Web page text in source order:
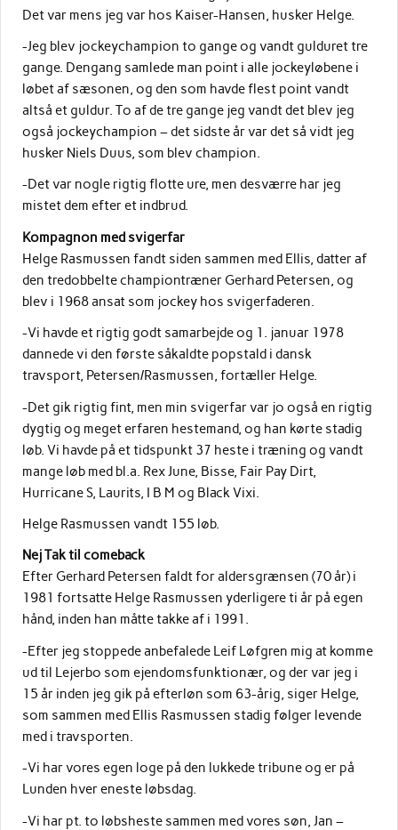
Det var mens jeg var hos Kaiser-Hansen, husker Helge.
-Jeg blev jockeychampion to gange og vandt gulduret tre
gange. Dengang samlede man point i alle jockeyløbene i
løbet af sæsonen, og den som havde flest point vandt
altså et guldur. To af de tre gange jeg vandt det blev jeg
også jockeychampion – det sidste år var det så vidt jeg
husker Niels Duus, som blev champion.
-Det var nogle rigtig flotte ure, men desværre har jeg
mistet dem efter et indbrud.
Kompagnon med svigerfar
Helge Rasmussen fandt siden sammen med Ellis, datter af
den tredobbelte championtræner Gerhard Petersen, og
blev i 1968 ansat som jockey hos svigerfaderen.
-Vi havde et rigtig godt samarbejde og 1. januar 1978
dannede vi den første såkaldte popstald i dansk
travsport, Petersen/Rasmussen, fortæller Helge.
-Det gik rigtig fint, men min svigerfar var jo også en rigtig
dygtig og meget erfaren hestemand, og han kørte stadig
løb. Vi havde på et tidspunkt 37 heste i træning og vandt
mange løb med bl.a. Rex June, Bisse, Fair Pay Dirt,
Hurricane S, Laurits, I B M og Black Vixi.
Helge Rasmussen vandt 155 løb.
Nej Tak til comeback
Efter Gerhard Petersen faldt for aldersgrænsen (70 år) i
1981 fortsatte Helge Rasmussen yderligere ti år på egen
hånd, inden han måtte takke af i 1991.
-Efter jeg stoppede anbefalede Leif Løfgren mig at komme
ud til Lejerbo som ejendomsfunktionær, og der var jeg i
15 år inden jeg gik på efterløn som 63-årig, siger Helge,
som sammen med Ellis Rasmussen stadig følger levende
med i travsporten.
-Vi har vores egen loge på den lukkede tribune og er på
Lunden hver eneste løbsdag.
-Vi har pt. to løbsheste sammen med vores søn, Jan –